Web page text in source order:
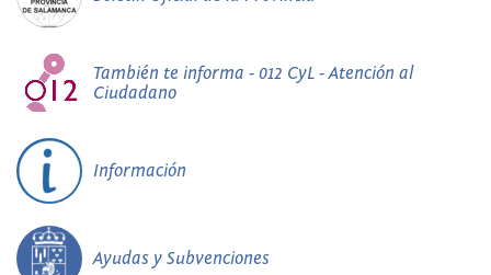
También te informa - 012 CyL - Atención al
Ciudadano
Información
Ayudas y Subvenciones